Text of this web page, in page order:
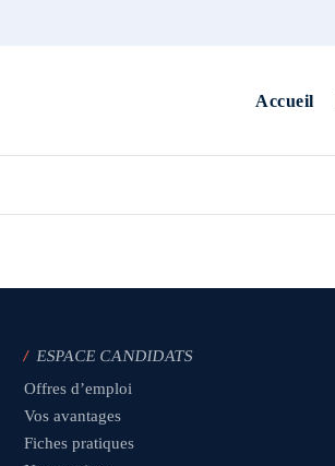
Accueil
/ ESPACE CANDIDATS
Offres d’emploi
Vos avantages
Fiches pratiques